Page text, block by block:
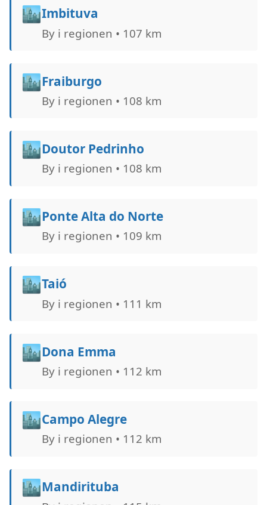
🏙️Imbituva
By i regionen • 107 km
🏙️Fraiburgo
By i regionen • 108 km
🏙️Doutor Pedrinho
By i regionen • 108 km
🏙️Ponte Alta do Norte
By i regionen • 109 km
🏙️Taió
By i regionen • 111 km
🏙️Dona Emma
By i regionen • 112 km
🏙️Campo Alegre
By i regionen • 112 km
🏙️Mandirituba